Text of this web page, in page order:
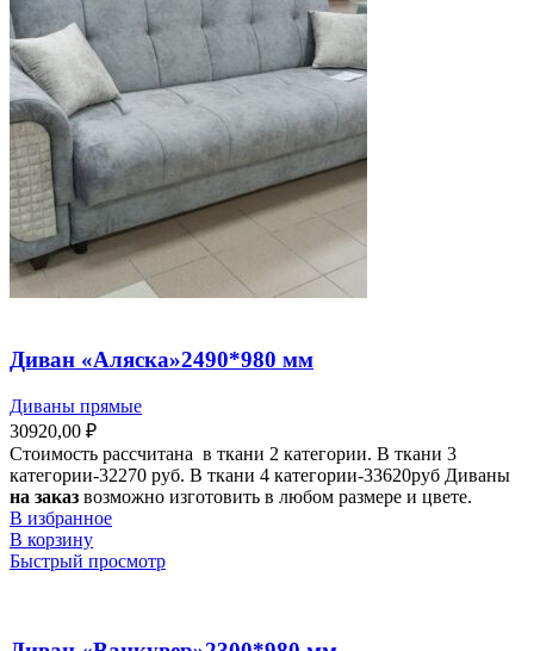
Диван «Аляска»2490*980 мм
Диваны прямые
30920,00 ₽
Стоимость рассчитана в ткани 2 категории. В ткани 3
категории-32270 руб. В ткани 4 категории-33620руб Диваны
на заказ возможно изготовить в любом размере и цвете.
В избранное
В корзину
Быстрый просмотр